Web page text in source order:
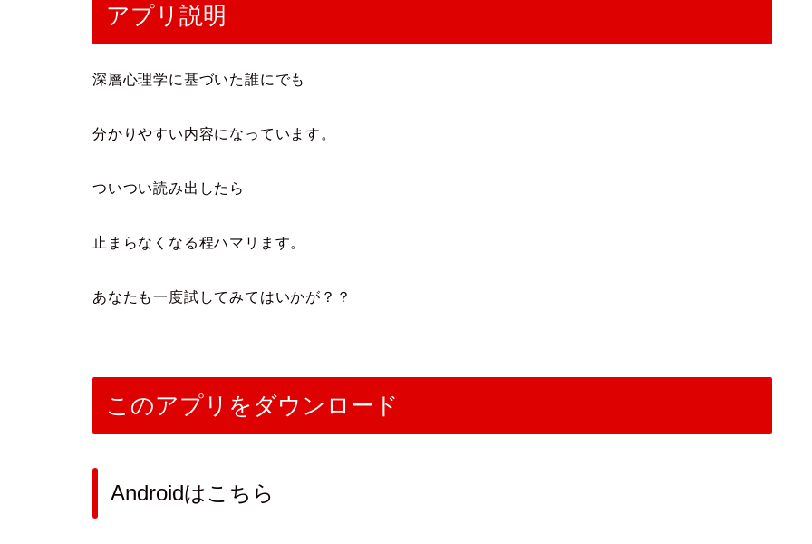
アプリ説明
深層心理学に基づいた誰にでも
分かりやすい内容になっています。
ついつい読み出したら
止まらなくなる程ハマリます。
あなたも一度試してみてはいかが？？
このアプリをダウンロード
Androidはこちら